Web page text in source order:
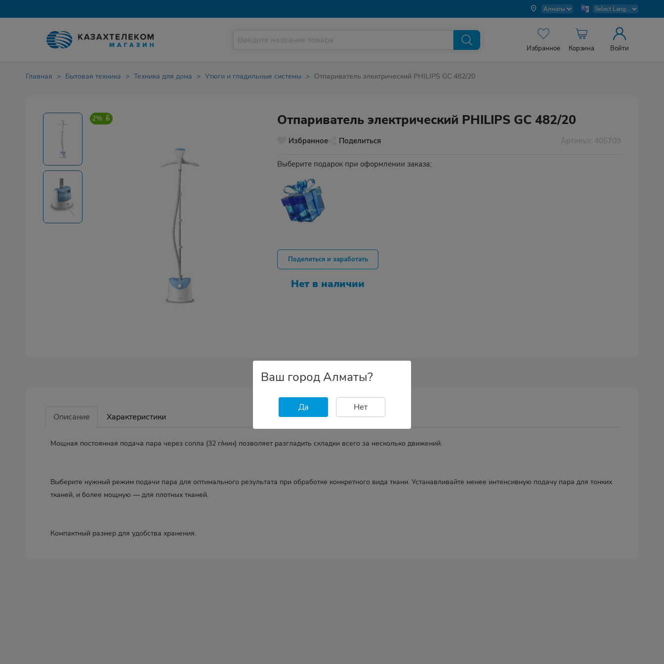
Избранное Корзина Войти
Главная Бытовая техника Техника для дома Утюги и гладильные системы Отпариватель электрический PHILIPS GC 482/20
2% Отпариватель электрический PHILIPS GC 482/20
Избранное Поделиться Артикул: 405709
Выберите подарок при оформлении заказа:
Поделиться и заработать
Нет в наличии
Описание Характеристики
Мощная постоянная подача пара через сопла (32 г/мин) позволяет разгладить складки всего за несколько движений.
Выберите нужный режим подачи пара для оптимального результата при обработке конкретного вида ткани. Устанавливайте менее интенсивную подачу пара для тонких
тканей, и более мощную — для плотных тканей.
Компактный размер для удобства хранения.
Ваш город Алматы?
Да Нет